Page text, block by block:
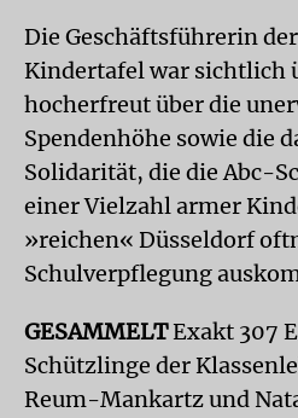
Die Geschäftsführerin
Kindertafel war sichtlich
hocherfreut über die
Spendenhöhe sowie die
Solidarität, die die Abc-
einer Vielzahl armer
»reichen« Düsseldorf
Schulverpflegung
GESAMMELTExakt 307
Schützlinge der
Reum-Mankartz und